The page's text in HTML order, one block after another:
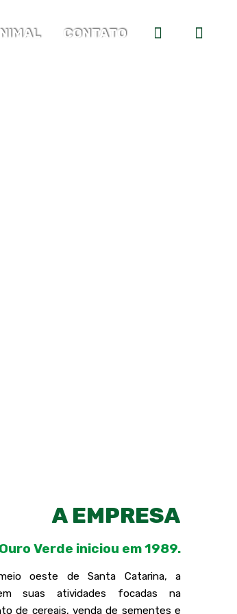
CONTATO
A EMPRESA
Verde iniciou em 1989.
oeste de Santa Catarina, a
suas atividades focadas na
de cereais, venda de sementes e